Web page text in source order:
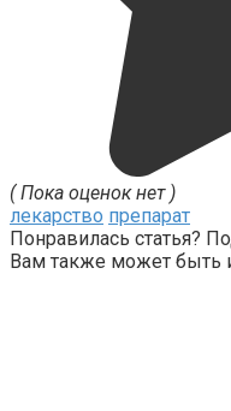
( Пока оценок нет )
лекарство препарат
Понравилась статья?
Вам также может быть